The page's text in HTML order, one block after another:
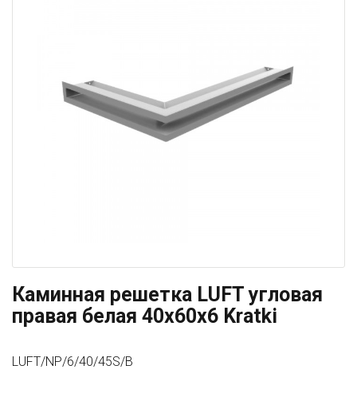
Каминная решетка LUFT угловая
правая белая 40x60x6 Kratki
LUFT/NP/6/40/45S/B